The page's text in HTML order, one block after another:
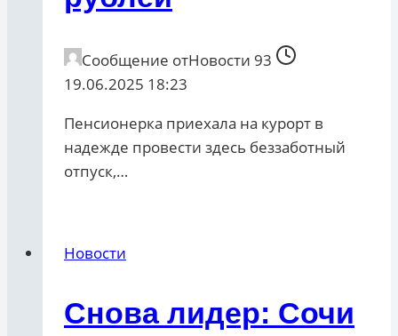
Сообщение отНовости 93
19.06.2025 18:23
Пенсионерка приехала на курорт в
надежде провести здесь беззаботный
отпуск,…
Новости
Снова лидер: Сочи